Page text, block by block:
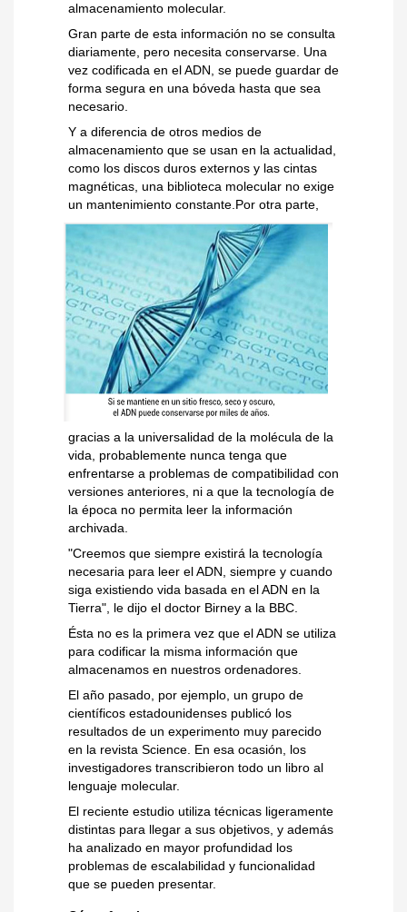
almacenamiento molecular.
Gran parte de esta información no se consulta
diariamente, pero necesita conservarse. Una
vez codificada en el ADN, se puede guardar de
forma segura en una bóveda hasta que sea
necesario.
Y a diferencia de otros medios de
almacenamiento que se usan en la actualidad,
como los discos duros externos y las cintas
magnéticas, una biblioteca molecular no exige
un mantenimiento constante.Por otra parte,
gracias a la universalidad de la molécula de la
vida, probablemente nunca tenga que
enfrentarse a problemas de compatibilidad con
versiones anteriores, ni a que la tecnología de
la época no permita leer la información
archivada.
"Creemos que siempre existirá la tecnología
necesaria para leer el ADN, siempre y cuando
siga existiendo vida basada en el ADN en la
Tierra", le dijo el doctor Birney a la BBC.
Ésta no es la primera vez que el ADN se utiliza
para codificar la misma información que
almacenamos en nuestros ordenadores.
El año pasado, por ejemplo, un grupo de
científicos estadounidenses publicó los
resultados de un experimento muy parecido
en la revista Science. En esa ocasión, los
investigadores transcribieron todo un libro al
lenguaje molecular.
El reciente estudio utiliza técnicas ligeramente
distintas para llegar a sus objetivos, y además
ha analizado en mayor profundidad los
problemas de escalabilidad y funcionalidad
que se pueden presentar.